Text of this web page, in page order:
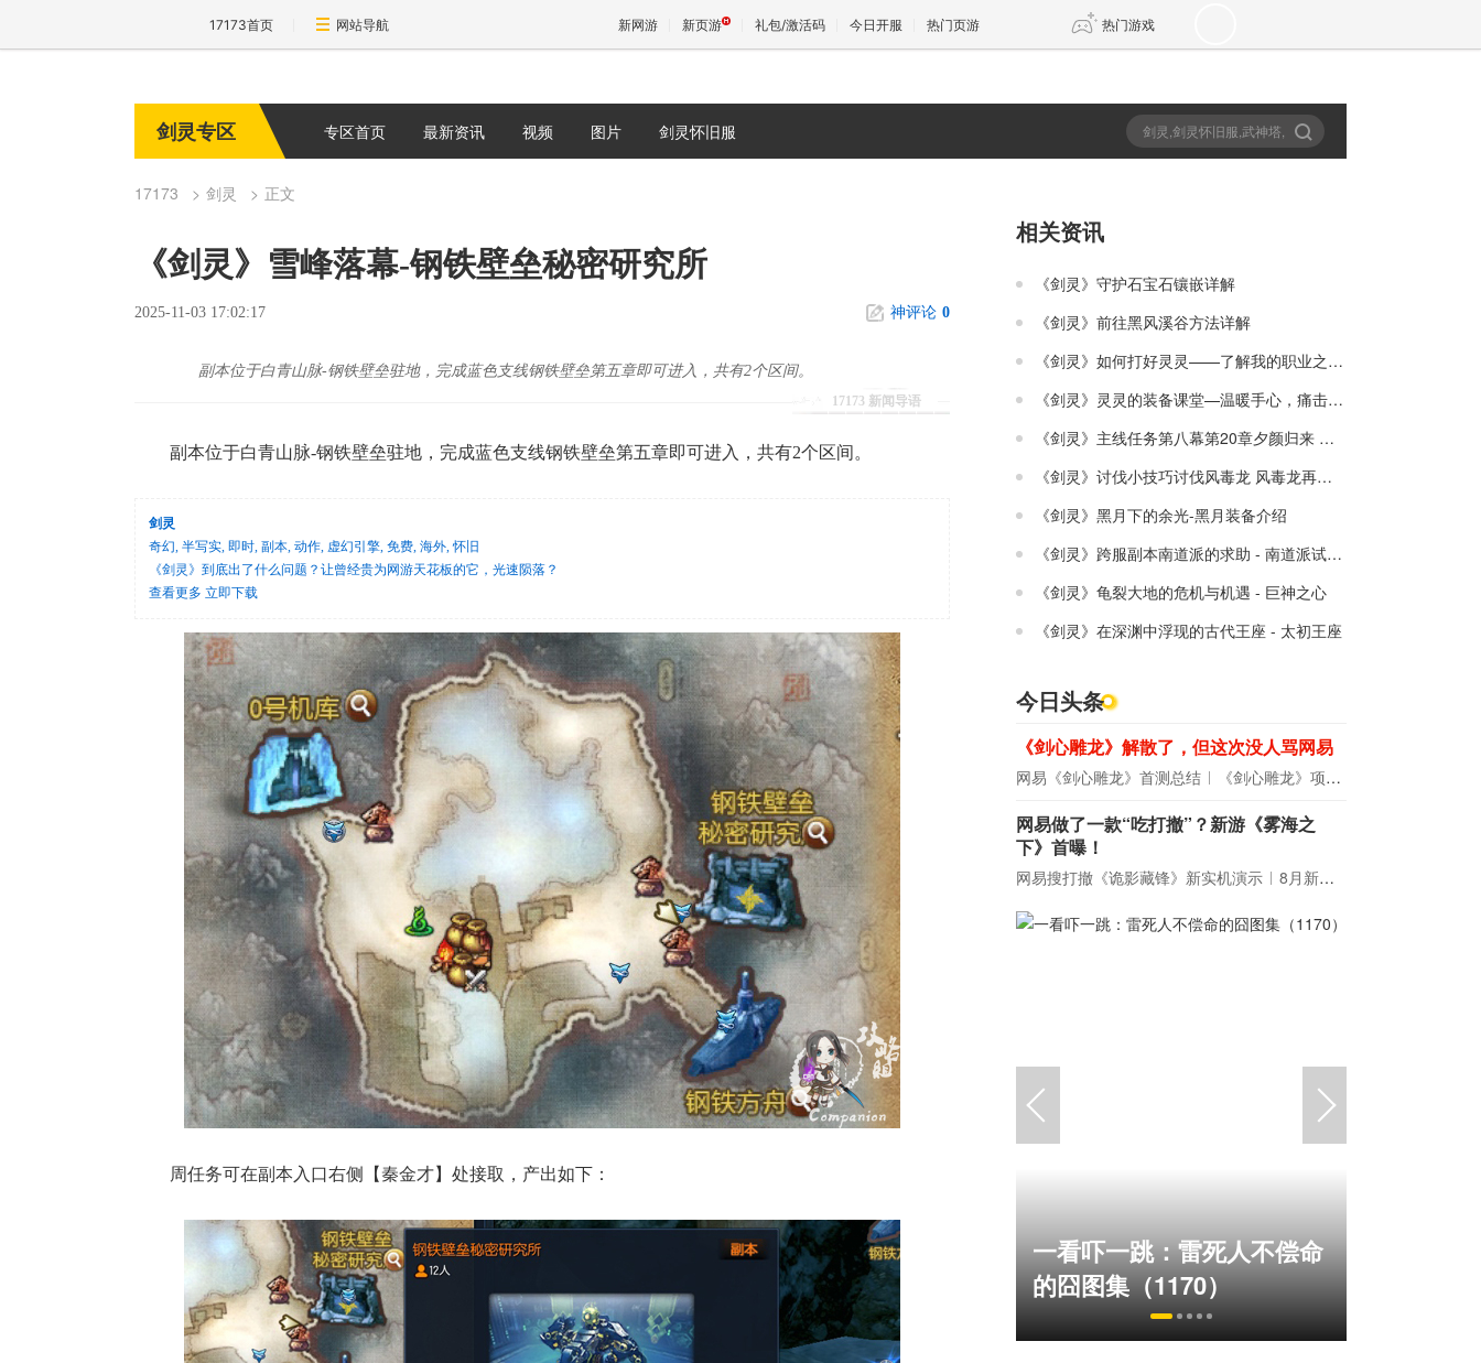
17173首页 网站导航 新网游 新页游 礼包/激活码 今日开服 热门页游 热门游戏
传奇4
剑灵专区 专区首页 最新资讯 视频 图片 剑灵怀旧服
17173 剑灵 正文
《剑灵》雪峰落幕-钢铁壁垒秘密研究所
2025-11-03 17:02:17 神评论 0
17173 新闻导语
副本位于白青山脉-钢铁壁垒驻地，完成蓝色支线钢铁壁垒第五章即可进入，共有2个区间。
副本位于白青山脉-钢铁壁垒驻地，完成蓝色支线钢铁壁垒第五章即可进入，共有2个区间。
剑灵
奇幻, 半写实, 即时, 副本, 动作, 虚幻引擎, 免费, 海外, 怀旧
《剑灵》到底出了什么问题？让曾经贵为网游天花板的它，光速陨落？
查看更多 立即下载
周任务可在副本入口右侧【秦金才】处接取，产出如下：
相关资讯
《剑灵》守护石宝石镶嵌详解
《剑灵》前往黑风溪谷方法详解
《剑灵》如何打好灵灵——了解我的职业之力士大地篇
《剑灵》灵灵的装备课堂—温暖手心，痛击敌人
《剑灵》主线任务第八幕第20章夕颜归来 弯钩峡谷的核心条件
《剑灵》讨伐小技巧讨伐风毒龙 风毒龙再临白雾森林攻略
《剑灵》黑月下的余光-黑月装备介绍
《剑灵》跨服副本南道派的求助 - 南道派试验殿堂
《剑灵》龟裂大地的危机与机遇 - 巨神之心
《剑灵》在深渊中浮现的古代王座 - 太初王座
今日头条
《剑心雕龙》解散了，但这次没人骂网易
网易《剑心雕龙》首测总结 《剑心雕龙》项目宣布解散
网易做了一款“吃打撤”？新游《雾海之
下》首曝！
网易搜打撤《诡影藏锋》新实机演示 8月新游前瞻：《诡秘之主》领衔
17周年庆典 争霸赛大区火
爆开启
一看吓一跳：雷死人不偿命
的囧图集（1170）
国内横版网游鼻祖，巅峰在
线150万人，三个月赚了
1.19亿！